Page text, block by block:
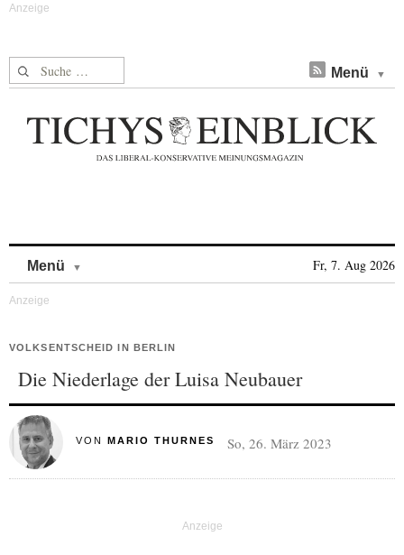
Suche nach: Menü
Menü Fr, 7. Aug 2026
VOLKSENTSCHEID IN BERLIN
Die Niederlage der Luisa Neubauer
VON MARIO THURNES So, 26. März 2023